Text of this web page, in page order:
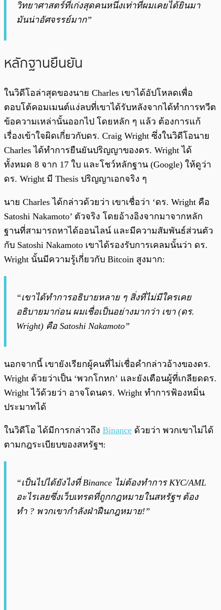
วิทยาศาสตร์ที่เก่งสุดคนหนึ่งเท่าที่ผมเคยได้ยินมา
มันน่าอัศจรรย์มาก”
หลักฐานยืนยัน
ในวิดีโอล่าสุดของนาย Charles เขาได้อัปโหลดเพื่อ
ตอบโต้คอมเมนต์แง่ลบที่เขาได้รับหลังจากได้ทำการทวีต
ข้อความเหล่านั้นออกไป โดยหลัก ๆ แล้ว ต้องการแก้
เรื่องเข้าใจผิดเกี่ยวกับดร. Craig Wright ซึ่งในวิดีโอนาย
Charles ได้ทำการยืนยันปริญญาของดร. Wright ได้
ทั้งหมด 8 จาก 17 ใบ และโชว์หลักฐาน (Google) ให้ดูว่า
ดร. Wright มี Thesis ปริญญาเอกจริง ๆ
นาย Charles ได้กล่าวด้วยว่า เขาเชื่อว่า ‘ดร. Wright คือ
Satoshi Nakamoto’ ตัวจริง โดยอ้างอิงจากมาจากหลัก
ฐานที่สามารถหาได้ออนไลน์ และมีความสัมพันธ์ส่วนตัว
กับ Satoshi Nakamoto เขาได้รองรับการเคลมนั้นว่า ดร.
Wright นั้นมีความรู้เกี่ยวกับ Bitcoin สูงมาก:
“เขาได้ทำการอธิบายหลาย ๆ สิ่งที่ไม่มีใครเคย
อธิบายมาก่อน ผมเชื่อเป็นอย่างมากว่า เขา (ดร.
Wright) คือ Satoshi Nakamoto”
นอกจากนี้ เขายังเรียกผู้คนที่ไม่เชื่อคำกล่าวอ้างของดร.
Wright ด้วยว่าเป็น ‘พวกโกหก’ และยังเตือนผู้ที่เกลียดดร.
Wright ไว้ด้วยว่า อาจโดนดร. Wright ทำการฟ้องหมิ่น
ประมาทได้
ในวิดีโอ ได้มีการกล่าวถึง Binance ด้วยว่า พวกเขาไม่ได้
ตามกฎระเบียบของสหรัฐฯ:
“เป็นไปได้ยังไงที่ Binance ไม่ต้องทำการ KYC/AML
อะไรเลยซึ่งเว็บเทรดที่ถูกกฎหมายในสหรัฐฯ ต้อง
ทำ ? พวกเขากำลังฝ่าฝืนกฎหมาย!”